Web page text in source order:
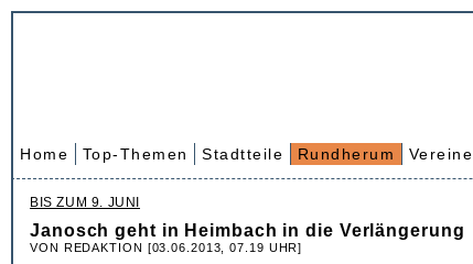
Home Top-Themen Stadtteile Rundherum Vereine
BIS ZUM 9. JUNI
Janosch geht in Heimbach in die Verlängerung
VON REDAKTION [03.06.2013, 07.19 UHR]